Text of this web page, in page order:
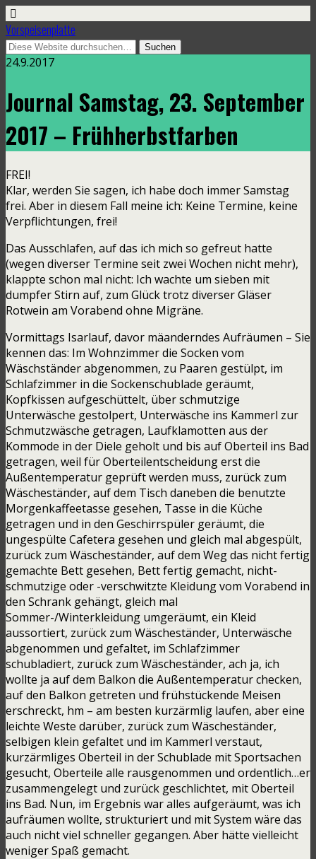
Vorspeisenplatte
24.9.2017
Journal Samstag, 23. September
2017 – Frühherbstfarben
FREI!
Klar, werden Sie sagen, ich habe doch immer Samstag
frei. Aber in diesem Fall meine ich: Keine Termine, keine
Verpflichtungen, frei!
Das Ausschlafen, auf das ich mich so gefreut hatte
(wegen diverser Termine seit zwei Wochen nicht mehr),
klappte schon mal nicht: Ich wachte um sieben mit
dumpfer Stirn auf, zum Glück trotz diverser Gläser
Rotwein am Vorabend ohne Migräne.
Vormittags Isarlauf, davor mäanderndes Aufräumen – Sie
kennen das: Im Wohnzimmer die Socken vom
Wäschständer abgenommen, zu Paaren gestülpt, im
Schlafzimmer in die Sockenschublade geräumt,
Kopfkissen aufgeschüttelt, über schmutzige
Unterwäsche gestolpert, Unterwäsche ins Kammerl zur
Schmutzwäsche getragen, Laufklamotten aus der
Kommode in der Diele geholt und bis auf Oberteil ins Bad
getragen, weil für Oberteilentscheidung erst die
Außentemperatur geprüft werden muss, zurück zum
Wäscheständer, auf dem Tisch daneben die benutzte
Morgenkaffeetasse gesehen, Tasse in die Küche
getragen und in den Geschirrspüler geräumt, die
ungespülte Cafetera gesehen und gleich mal abgespült,
zurück zum Wäscheständer, auf dem Weg das nicht fertig
gemachte Bett gesehen, Bett fertig gemacht, nicht-
schmutzige oder -verschwitzte Kleidung vom Vorabend in
den Schrank gehängt, gleich mal
Sommer-/Winterkleidung umgeräumt, ein Kleid
aussortiert, zurück zum Wäscheständer, Unterwäsche
abgenommen und gefaltet, im Schlafzimmer
schubladiert, zurück zum Wäscheständer, ach ja, ich
wollte ja auf dem Balkon die Außentemperatur checken,
auf den Balkon getreten und frühstückende Meisen
erschreckt, hm – am besten kurzärmlig laufen, aber eine
leichte Weste darüber, zurück zum Wäscheständer,
selbigen klein gefaltet und im Kammerl verstaut,
kurzärmliges Oberteil in der Schublade mit Sportsachen
gesucht, Oberteile alle rausgenommen und ordentlich…er
zusammengelegt und zurück geschlichtet, mit Oberteil
ins Bad. Nun, im Ergebnis war alles aufgeräumt, was ich
aufräumen wollte, strukturiert und mit System wäre das
auch nicht viel schneller gegangen. Aber hätte vielleicht
weniger Spaß gemacht.